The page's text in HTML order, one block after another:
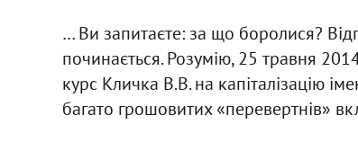
… Ви запитаєте: за що боролися?
починається. Розумію, 25 травня
курс Кличка В.В. на капіталізацію
багато грошовитих «перевертнів»